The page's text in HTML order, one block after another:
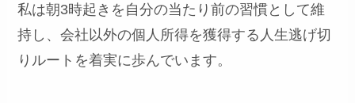
私は朝3時起きを自分の当たり前の習慣として維
持し、会社以外の個人所得を獲得する人生逃げ切
りルートを着実に歩んでいます。